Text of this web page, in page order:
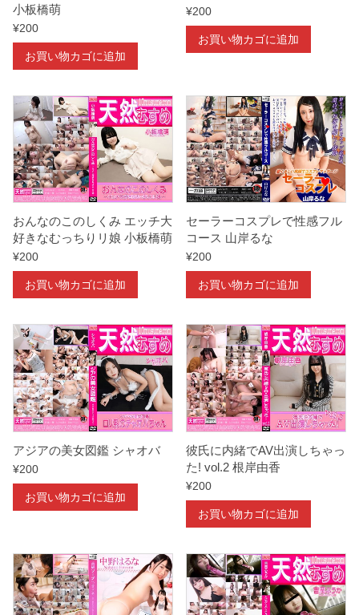
小板橋萌
¥200
お買い物カゴに追加
¥200
お買い物カゴに追加
おんなのこのしくみ エッチ大
好きなむっちりリ娘 小板橋萌
¥200
お買い物カゴに追加
セーラーコスプレで性感フル
コース 山岸るな
¥200
お買い物カゴに追加
アジアの美女図鑑 シャオバ
¥200
お買い物カゴに追加
彼氏に内緒でAV出演しちゃっ
た! vol.2 根岸由香
¥200
お買い物カゴに追加